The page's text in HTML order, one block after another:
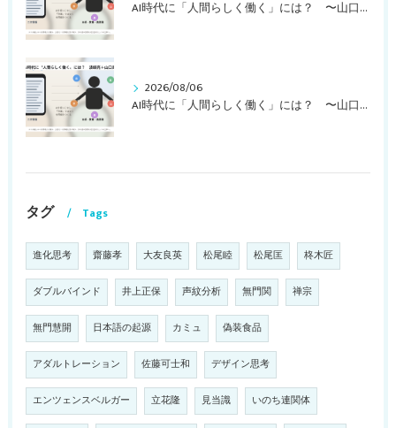
AI時代に「人間らしく働く」には？ 〜山口周さんの対談動画・文字起こし（その１）〜
2026/08/06
AI時代に「人間らしく働く」には？ 〜山口周さんのインタビュー記事、動画より〜
タグ Tags
進化思考 齋藤孝 大友良英 松尾睦 松尾匡 柊木匠
ダブルバインド 井上正保 声紋分析 無門関 禅宗
無門慧開 日本語の起源 カミュ 偽装食品
アダルトレーション 佐藤可士和 デザイン思考
エンツェンスベルガー 立花隆 見当識 いのち連関体